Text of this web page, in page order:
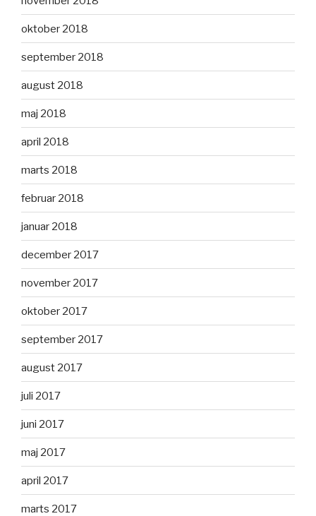
oktober 2018
september 2018
august 2018
maj 2018
april 2018
marts 2018
februar 2018
januar 2018
december 2017
november 2017
oktober 2017
september 2017
august 2017
juli 2017
juni 2017
maj 2017
april 2017
marts 2017